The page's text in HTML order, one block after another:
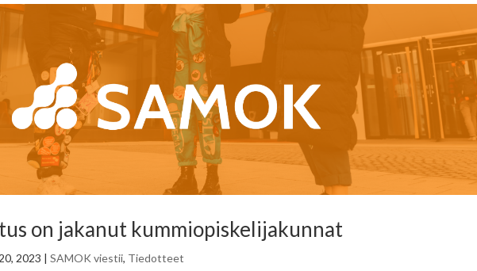
on jakanut kummiopiskelijakunnat
2023 |SAMOK viestii, Tiedotteet